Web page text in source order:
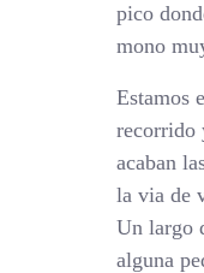
pico
mono
Estamos
recorrido
acaban
la via de
Un largo
alguna